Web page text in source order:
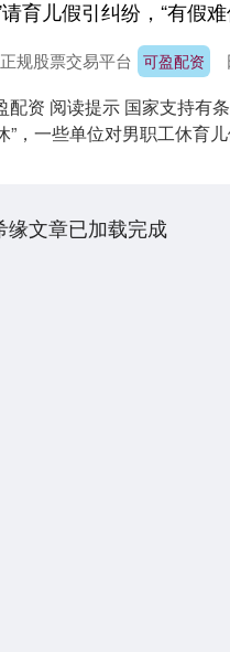
育儿假引纠纷，“有假
可盈配资
正规股票交易平台
配资 阅读提示 国家支持有
”，一些单位对男职工休育
缘文章已加载完成